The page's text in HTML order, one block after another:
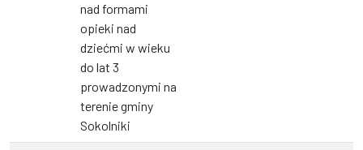
nad formami
opieki nad
dziećmi w wieku
do lat 3
prowadzonymi na
terenie gminy
Sokolniki